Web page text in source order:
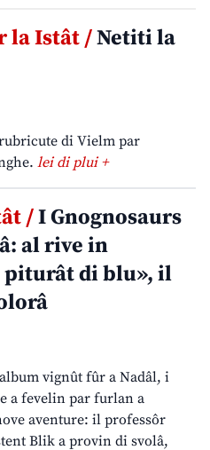
la Istât /Netiti la
di Vielm par
lei di plui +
/I Gnognosaurs
al rive in
piturât di blu», il
vignût fûr a Nadâl, i
a fevelin par furlan a
aventure: il professôr
Blik a provin di svolâ,